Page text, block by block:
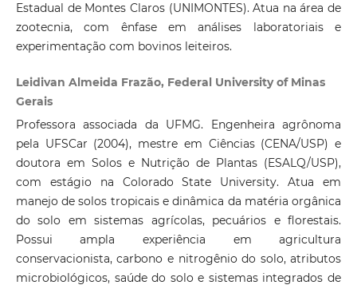
Estadual de Montes Claros (UNIMONTES). Atua na área de
zootecnia, com ênfase em análises laboratoriais e
experimentação com bovinos leiteiros.
Leidivan Almeida Frazão, Federal University of Minas
Gerais
Professora associada da UFMG. Engenheira agrônoma
pela UFSCar (2004), mestre em Ciências (CENA/USP) e
doutora em Solos e Nutrição de Plantas (ESALQ/USP),
com estágio na Colorado State University. Atua em
manejo de solos tropicais e dinâmica da matéria orgânica
do solo em sistemas agrícolas, pecuários e florestais.
Possui ampla experiência em agricultura
conservacionista, carbono e nitrogênio do solo, atributos
microbiológicos, saúde do solo e sistemas integrados de